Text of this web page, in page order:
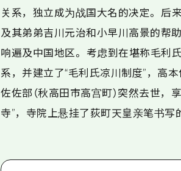
关系，独立成为战国大名的决定。 后
及其弟弟吉川元治和小早川高景的帮
响遍及中国地区。 考虑到在堪称毛利
系，并建立了“毛利氏凉川制度”，高
佐佐部（秋高田市高宫町）突然去世，
寺”，寺院上悬挂了荻町天皇亲笔书写